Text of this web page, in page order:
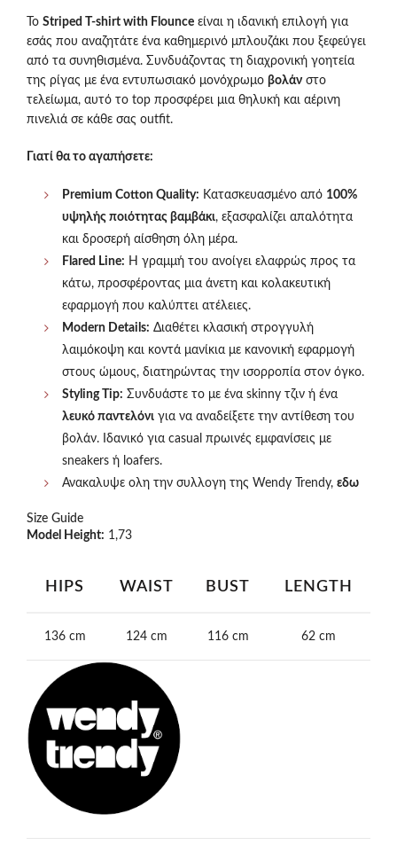
Το Striped T-shirt with Flounce είναι η ιδανική επιλογή για
εσάς που αναζητάτε ένα καθημερινό μπλουζάκι που ξεφεύγει
από τα συνηθισμένα. Συνδυάζοντας τη διαχρονική γοητεία
της ρίγας με ένα εντυπωσιακό μονόχρωμο βολάν στο
τελείωμα, αυτό το top προσφέρει μια θηλυκή και αέρινη
πινελιά σε κάθε σας outfit.
Γιατί θα το αγαπήσετε:
Premium Cotton Quality: Κατασκευασμένο από 100%
υψηλής ποιότητας βαμβάκι, εξασφαλίζει απαλότητα
και δροσερή αίσθηση όλη μέρα.
Flared Line: Η γραμμή του ανοίγει ελαφρώς προς τα
κάτω, προσφέροντας μια άνετη και κολακευτική
εφαρμογή που καλύπτει ατέλειες.
Modern Details: Διαθέτει κλασική στρογγυλή
λαιμόκοψη και κοντά μανίκια με κανονική εφαρμογή
στους ώμους, διατηρώντας την ισορροπία στον όγκο.
Styling Tip: Συνδυάστε το με ένα skinny τζιν ή ένα
λευκό παντελόνι για να αναδείξετε την αντίθεση του
βολάν. Ιδανικό για casual πρωινές εμφανίσεις με
sneakers ή loafers.
Ανακαλυψε ολη την συλλογη της Wendy Trendy, εδω
Size Guide
Model Height: 1,73
HIPS WAIST BUST LENGTH
136 cm 124 cm 116 cm 62 cm